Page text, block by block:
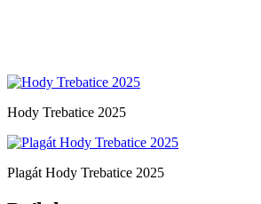
Hody Trebatice 2025
Plagát Hody Trebatice 2025